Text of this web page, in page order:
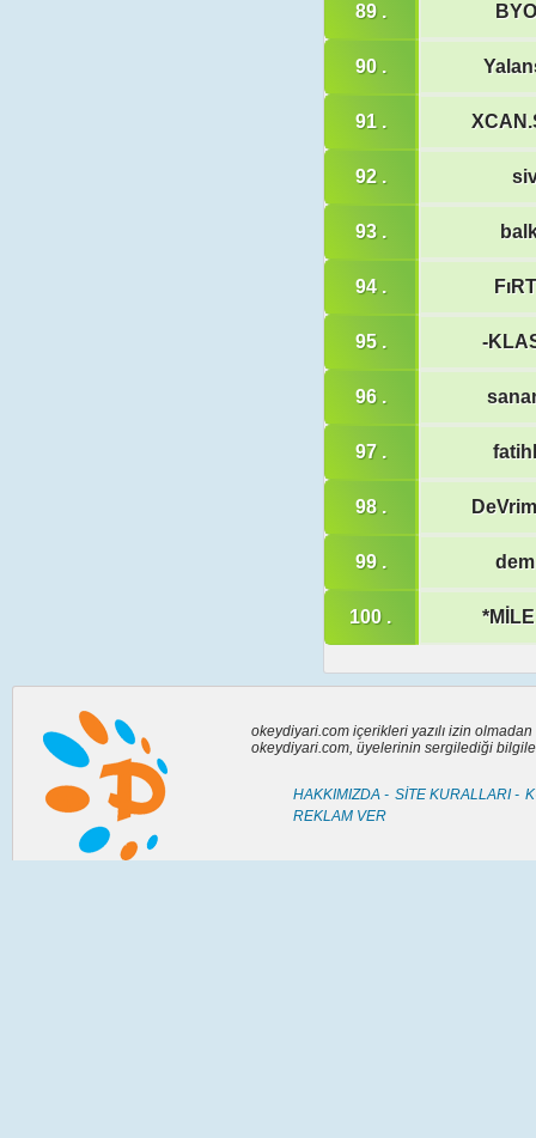
89 .
90 .
91 .
92 .
93 .
94 .
95 . -
96 .
97 .
98 .
99 .
100 .
okeydiyari.com içerikleri yazılı izin
okeydiyari.com, üyelerinin sergilediği
HAKKIMIZDA - SİTE KURALLARI -
REKLAM VER